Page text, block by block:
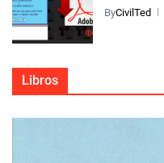
ByCivilTed
Libros